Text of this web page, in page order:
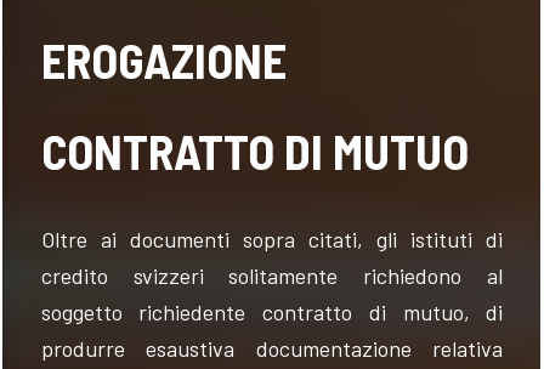
EROGAZIONE
CONTRATTO DI MUTUO
Oltre ai documenti sopra citati, gli istituti di
credito svizzeri solitamente richiedono al
soggetto richiedente contratto di mutuo, di
produrre esaustiva documentazione relativa